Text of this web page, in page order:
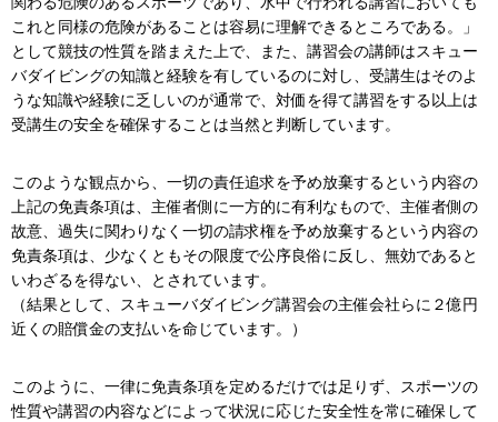
これと同様の危険があることは容易に理解できるところである。」
として競技の性質を踏まえた上で、また、講習会の講師はスキュー
バダイビングの知識と経験を有しているのに対し、受講生はそのよ
うな知識や経験に乏しいのが通常で、対価を得て講習をする以上は
受講生の安全を確保することは当然と判断しています。
このような観点から、一切の責任追求を予め放棄するという内容の
上記の免責条項は、主催者側に一方的に有利なもので、主催者側の
故意、過失に関わりなく一切の請求権を予め放棄するという内容の
免責条項は、少なくともその限度で公序良俗に反し、無効であると
いわざるを得ない、とされています。
（結果として、スキューバダイビング講習会の主催会社らに２億円
近くの賠償金の支払いを命じています。）
このように、一律に免責条項を定めるだけでは足りず、スポーツの
性質や講習の内容などによって状況に応じた安全性を常に確保して